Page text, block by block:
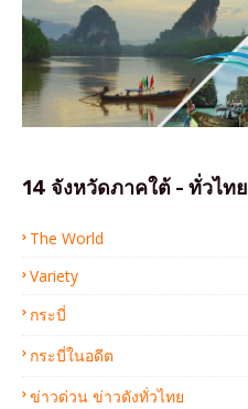
14 จังหวัดภาคใต้ - ทั่วไทย
The World
Variety
กระบี่
กระบี่ในอดีต
ข่าวด่วน ข่าวดังทั่วไทย